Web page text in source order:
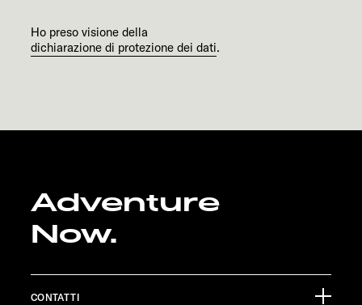
Ho preso visione della
dichiarazione di protezione dei dati.
Adventure
Now.
CONTATTI